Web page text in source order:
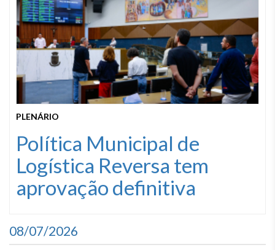
PLENÁRIO
Política Municipal de
Logística Reversa tem
aprovação definitiva
08/07/2026